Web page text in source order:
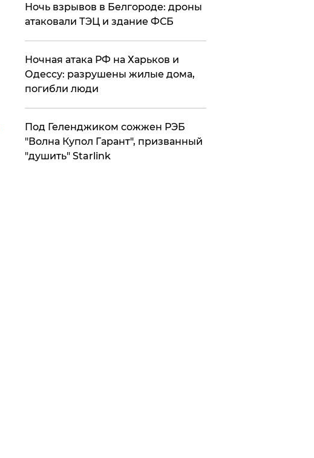
​Ночь взрывов в Белгороде: дроны
атаковали ТЭЦ и здание ФСБ
​Ночная атака РФ на Харьков и
Одессу: разрушены жилые дома,
погибли люди
Под Геленджиком сожжен РЭБ
"Волна Купол Гарант", призванный
"душить" Starlink